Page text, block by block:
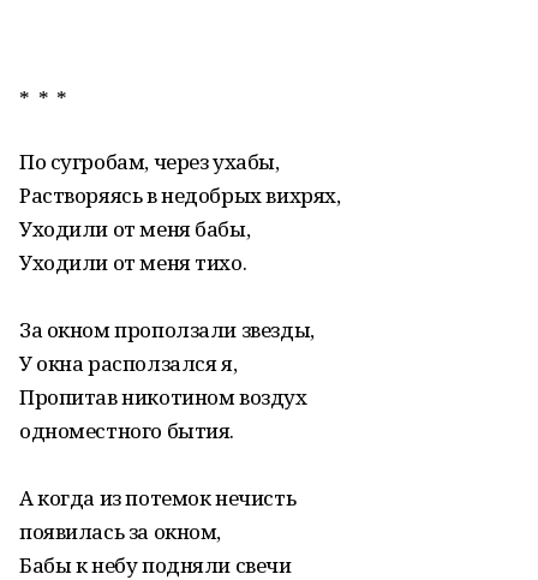
* * *
По сугробам, через ухабы,
Растворяясь в недобрых вихрях,
Уходили от меня бабы,
Уходили от меня тихо.
За окном проползали звезды,
У окна расползался я,
Пропитав никотином воздух
одноместного бытия.
А когда из потемок нечисть
появилась за окном,
Бабы к небу подняли свечи